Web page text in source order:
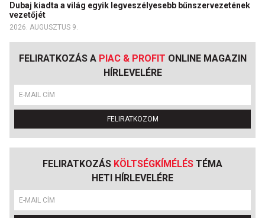
Dubaj kiadta a világ egyik legveszélyesebb bűnszervezetének
vezetőjét
2026. AUGUSZTUS 9.
FELIRATKOZÁS A PIAC & PROFIT ONLINE MAGAZIN
HÍRLEVELÉRE
FELIRATKOZOM
FELIRATKOZÁS KÖLTSÉGKÍMÉLÉS TÉMA
HETI HÍRLEVELÉRE